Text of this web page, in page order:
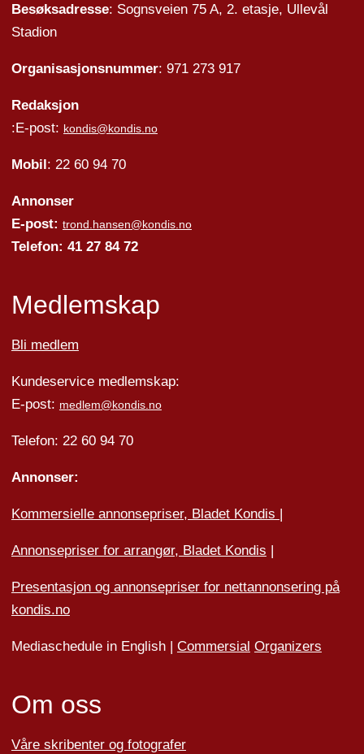
Besøksadresse: Sognsveien 75 A, 2. etasje, Ullevål
Stadion
Organisasjonsnummer: 971 273 917
Redaksjon
:E-post: kondis@kondis.no
Mobil: 22 60 94 70
Annonser
E-post: trond.hansen@kondis.no
Telefon: 41 27 84 72
Medlemskap
Bli medlem
Kundeservice medlemskap:
E-post: medlem@kondis.no
Telefon: 22 60 94 70
Annonser:
Kommersielle annonsepriser, Bladet Kondis |
Annonsepriser for arrangør, Bladet Kondis |
Presentasjon og annonsepriser for nettannonsering på
kondis.no
Mediaschedule in English | Commersial Organizers
Om oss
Våre skribenter og fotografer